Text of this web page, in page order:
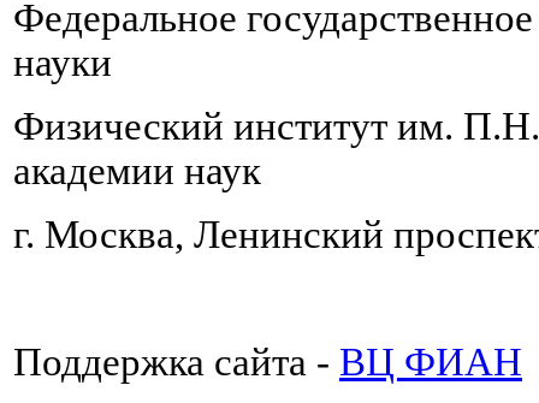
Федеральное
науки
Физический институт им.
академии наук
г. Москва, Ленинский
Поддержка сайта - ВЦ ФИАН